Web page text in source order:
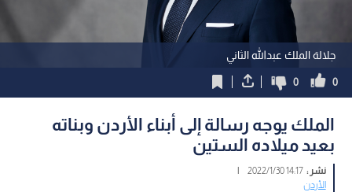
جلالة الملك عبدالله الثاني
0
0
الملك يوجه رسالة إلى أبناء الأردن وبناته
بعيد ميلاده الستين
نشر :14:17 2022/1/30
|
الأردن